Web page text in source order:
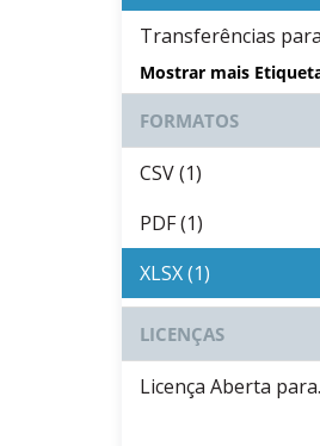
Transferências
Mostrar mais
FORMATOS
CSV (1)
PDF (1)
XLSX (1)
LICENÇAS
Licença Aberta